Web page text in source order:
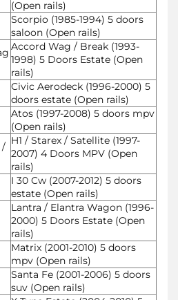
(Open rails)
Scorpio (1985-1994) 5 doors
saloon (Open rails)
Accord Wag / Break (1993-
1998) 5 Doors Estate (Open
rails)
Civic Aerodeck (1996-2000) 5
doors estate (Open rails)
Atos (1997-2008) 5 doors mpv
(Open rails)
/ H1 / Starex / Satellite (1997-
2007) 4 Doors MPV (Open
rails)
I 30 Cw (2007-2012) 5 doors
estate (Open rails)
Lantra / Elantra Wagon (1996-
2000) 5 Doors Estate (Open
rails)
Matrix (2001-2010) 5 doors
mpv (Open rails)
Santa Fe (2001-2006) 5 doors
suv (Open rails)